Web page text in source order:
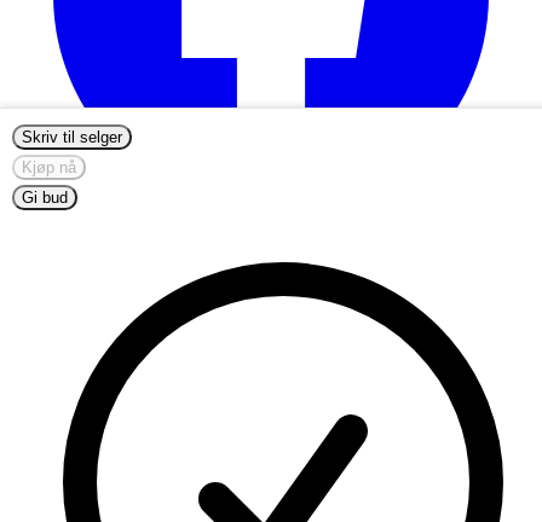
Skriv til selger
Kjøp nå
Gi bud
info@nordicmugs.com
+45 53 80 69 43
Om oss
Annonser
Begynn å selge
Alle mummikopper